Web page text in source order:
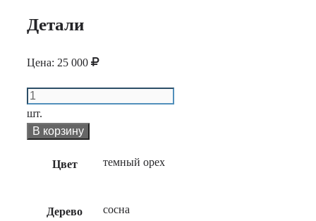
Детали
Цена: 25 000
Количество
Гроб
ковид
шт.
В корзину
Цвет темный орех
Дерево сосна